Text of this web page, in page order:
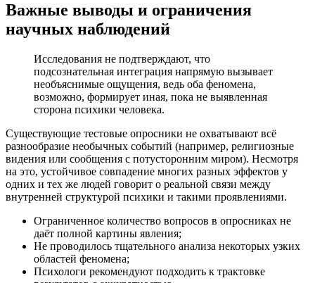
Важные выводы и ограничения
научных наблюдений
Исследования не подтверждают, что
подсознательная интеграция напрямую вызывает
необъяснимые ощущения, ведь оба феномена,
возможно, формирует иная, пока не выявленная
сторона психики человека.
Существующие тестовые опросники не охватывают всё
разнообразие необычных событий (например, религиозные
видения или сообщения с потусторонним миром). Несмотря
на это, устойчивое совпадение многих разных эффектов у
одних и тех же людей говорит о реальной связи между
внутренней структурой психики и такими проявлениями.
Ограниченное количество вопросов в опросниках не
даёт полной картины явления;
Не проводилось тщательного анализа некоторых узких
областей феномена;
Психологи рекомендуют подходить к трактовке